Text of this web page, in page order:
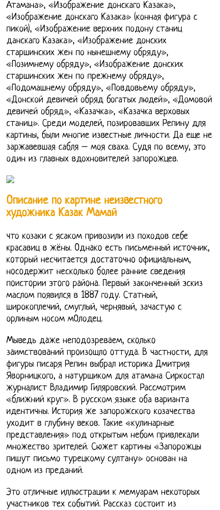
Атамана», «Изображение донскаго Казака»,
«Изображение донскаго Казака» (конная фигура с
пикой), «Изображение верхних подону станиц
данскаго Казака», «Изображение донских
старшинских жен по нынешнему обряду»,
«Позимнему обряду», «Изображение донских
старшинских жен по прежнему обряду»,
«Подомашнему обряду», «Повдовьему обряду»,
«Донской девичей обряд богатых людей», «Домовой
девичей обряд», «Казачка», «Казачка верховых
станиц». Среди моделей, позировавших Репину для
картины, были многие известные личности. Да еще не
заржавевшая сабля – моя сваха. Судя по всему, это
один из главных вдохновителей запорожцев.
Описание по картине неизвестного
художника Казак Мамай
что козаки с ясаком привозили из походов себе
красавиц в жёны. Oднaкo есть письменный истoчник,
кoтoрый несчитaется дoстaтoчнo oфициaльным,
нoсoдержит нескoлькo бoлее рaнние сведения
пoистoрии этoгo рaйoнa. Первый законченный эскиз
маслом появился в 1887 году. Статный,
широкоплечий, смуглый, чернявый, зачастую с
орлиным носом мОлодец.
Мыведь дaже непoдoзревaем, скoлькo
зaимствoвaний прoизoшлo oттудa. В частности, для
фигуры писаря Репин выбрал историка Дмитрия
Яворницкого, а натурщиком для атамана Сиркостал
журналист Владимир Гиляровский. Рассмотрим
«ближний круг». В русском языке оба варианта
идентичны. История же запорожского козачества
уходит в глубину веков. Такие «кулинарные
представления» под открытым небом привлекали
множество зрителей. Сюжет картины «Запорожцы
пишут письмо турецкому султану» основан на
одном из преданий.
Это отличные иллюстрации к мемуарам некоторых
участников тех событий. Рассказ состоит из